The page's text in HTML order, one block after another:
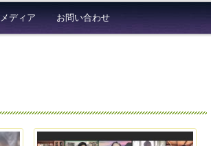
メディア お問い合わせ